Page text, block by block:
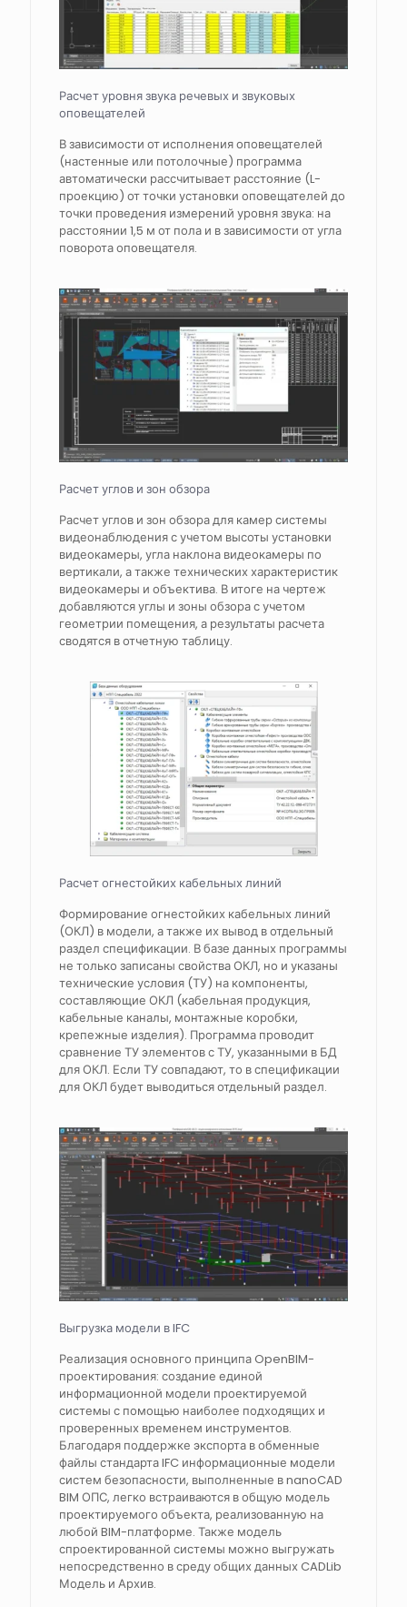
Расчет уровня звука речевых и звуковых
оповещателей
В зависимости от исполнения оповещателей
(настенные или потолочные) программа
автоматически рассчитывает расстояние (L-
проекцию) от точки установки оповещателей до
точки проведения измерений уровня звука: на
расстоянии 1,5 м от пола и в зависимости от угла
поворота оповещателя.
Расчет углов и зон обзора
Расчет углов и зон обзора для камер системы
видеонаблюдения с учетом высоты установки
видеокамеры, угла наклона видеокамеры по
вертикали, а также технических характеристик
видеокамеры и объектива. В итоге на чертеж
добавляются углы и зоны обзора с учетом
геометрии помещения, а результаты расчета
сводятся в отчетную таблицу.
Расчет огнестойких кабельных линий
Формирование огнестойких кабельных линий
(ОКЛ) в модели, а также их вывод в отдельный
раздел спецификации. В базе данных программы
не только записаны свойства ОКЛ, но и указаны
технические условия (ТУ) на компоненты,
составляющие ОКЛ (кабельная продукция,
кабельные каналы, монтажные коробки,
крепежные изделия). Программа проводит
сравнение ТУ элементов с ТУ, указанными в БД
для ОКЛ. Если ТУ совпадают, то в спецификации
для ОКЛ будет выводиться отдельный раздел.
Выгрузка модели в IFC
Реализация основного принципа OpenBIM-
проектирования: создание единой
информационной модели проектируемой
системы с помощью наиболее подходящих и
проверенных временем инструментов.
Благодаря поддержке экспорта в обменные
файлы стандарта IFC информационные модели
систем безопасности, выполненные в nanoCAD
BIM ОПС, легко встраиваются в общую модель
проектируемого объекта, реализованную на
любой BIM-платформе. Также модель
спроектированной системы можно выгружать
непосредственно в среду общих данных CADLib
Модель и Архив.